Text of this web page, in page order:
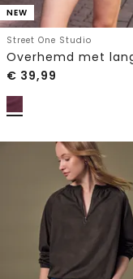
NEW
Street One Studio
€ 39,99